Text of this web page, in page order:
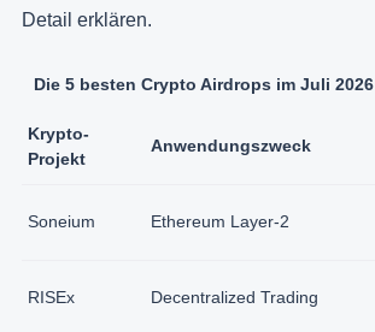
Detail erklären.
Die 5 besten Crypto Airdrops im Juli 2026
Krypto-
Projekt
Anwendungszweck
Soneium Ethereum Layer-2
RISEx Decentralized Trading